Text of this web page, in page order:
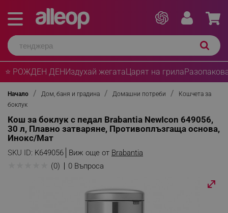
⭐ РОЖДЕН ДЕНИздухай жегатаЦарят на грила
Начало Дом, баня и градина Домашни потреби
Кошчета за
боклук
Кош за боклук с педал Brabantia NewIcon 649056,
30 л, Плавно затваряне, Противоплъзгаща основа,
Инокс/Мат
SKU ID: K649056 Виж още от Brabantia
(0) 0 Въпроса